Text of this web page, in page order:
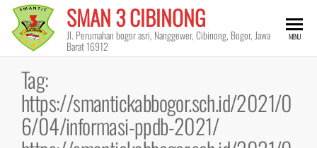
Skip
SMAN 3 CIBINONG
Jl. Perumahan bogor asri, Nanggewer, Cibinong, Bogor, Jawa
Barat 16912
MENU
Tag:
https://smantickabbogor.sch.id/2021/0
6/04/informasi-ppdb-2021/